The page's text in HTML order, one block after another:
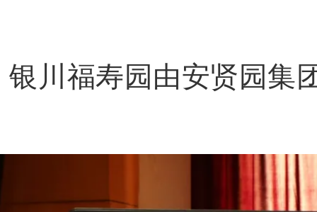
银川福寿园由安贤园集